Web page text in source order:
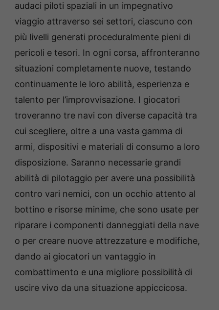
audaci piloti spaziali in un impegnativo
viaggio attraverso sei settori, ciascuno con
più livelli generati proceduralmente pieni di
pericoli e tesori. In ogni corsa, affronteranno
situazioni completamente nuove, testando
continuamente le loro abilità, esperienza e
talento per l’improvvisazione. I giocatori
troveranno tre navi con diverse capacità tra
cui scegliere, oltre a una vasta gamma di
armi, dispositivi e materiali di consumo a loro
disposizione. Saranno necessarie grandi
abilità di pilotaggio per avere una possibilità
contro vari nemici, con un occhio attento al
bottino e risorse minime, che sono usate per
riparare i componenti danneggiati della nave
o per creare nuove attrezzature e modifiche,
dando ai giocatori un vantaggio in
combattimento e una migliore possibilità di
uscire vivo da una situazione appiccicosa.